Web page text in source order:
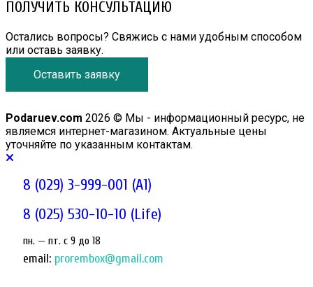
ПОЛУЧИТЬ КОНСУЛЬТАЦИЮ
Остались вопросы? Свяжись с нами удобным способом
или оставь заявку.
Оставить заявку
Podaruev.com 2026 © Мы - информационный ресурс, не
являемся интернет-магазином. Актуальные цены
уточняйте по указанным контактам.
8 (029) 3-999-001 (A1)
8 (025) 530-10-10 (Life)
пн. — пт. c 9 до 18
email: prorembox@gmail.com